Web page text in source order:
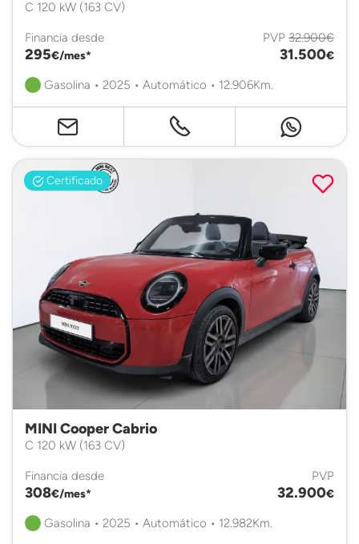
C 120 kW (163 CV)
Financia desde
295€/mes*
PVP 32.900€
31.500€
Gasolina • 2025 • Automático • 12.906Km.
Certificado
MINI Cooper Cabrio
C 120 kW (163 CV)
Financia desde
308€/mes*
PVP
32.900€
Gasolina • 2025 • Automático • 12.982Km.